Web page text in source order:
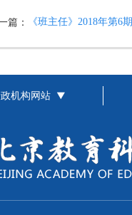
篇： 《班主任》2018年第6
机构网站